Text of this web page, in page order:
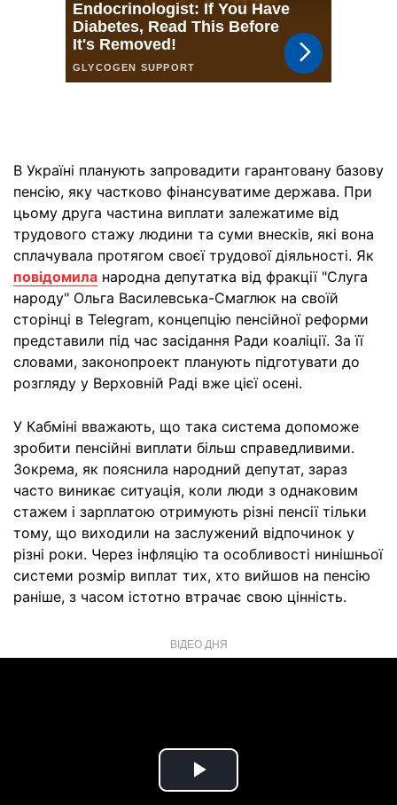
В Україні планують запровадити гарантовану базову
пенсію, яку частково фінансуватиме держава. При
цьому друга частина виплати залежатиме від
трудового стажу людини та суми внесків, які вона
сплачувала протягом своєї трудової діяльності. Як
повідомила народна депутатка від фракції "Слуга
народу" Ольга Василевська-Смаглюк на своїй
сторінці в Telegram, концепцію пенсійної реформи
представили під час засідання Ради коаліції. За її
словами, законопроект планують підготувати до
розгляду у Верховній Раді вже цієї осені.
У Кабміні вважають, що така система допоможе
зробити пенсійні виплати більш справедливими.
Зокрема, як пояснила народний депутат, зараз
часто виникає ситуація, коли люди з однаковим
стажем і зарплатою отримують різні пенсії тільки
тому, що виходили на заслужений відпочинок у
різні роки. Через інфляцію та особливості нинішньої
системи розмір виплат тих, хто вийшов на пенсію
раніше, з часом істотно втрачає свою цінність.
ВІДЕО ДНЯ
Play